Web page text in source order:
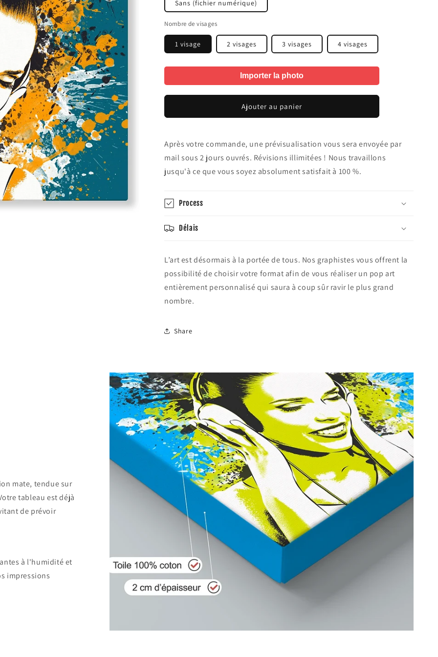
Sans (fichier numérique)
Nombre de visages
1 visage 2 visages 3 visages 4 visages
Importer la photo
Ajouter au panier
Après votre commande, une prévisualisation vous sera envoyée par
mail sous 2 jours ouvrés. Révisions illimitées ! Nous travaillons
jusqu'à ce que vous soyez absolument satisfait à 100 %.
Process
Délais
L’art est désormais à la portée de tous. Nos graphistes vous offrent la
possibilité de choisir votre format afin de vous réaliser un pop art
entièrement personnalisé qui saura à coup sûr ravir le plus grand
nombre.
Share
mate, tendue sur
tableau est déjà
de prévoir
à l'humidité et
impressions